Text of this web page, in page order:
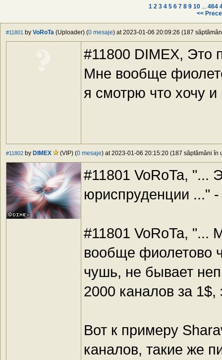
1 2 3 4 5 6 7 8 9 10 ... 464
<<
#11801 by VoRoTa (Uploader) (0 mesaje) at 2023-01-06 20:09:26 (187
#11800 DIMEX, Это
Мне вообще
я смотрю что хочу
#11802 by DIMEX (VIP) (0 mesaje) at 2023-01-06 20:15:20 (187 săptămâni în
#11801 VoRoTa, "...
юриспруденции ..."
#11801 VoRoTa, "...
вообще фиолетово
чушь, не бывает
2000 каналов за
Вот к примеру
каналов, такие же